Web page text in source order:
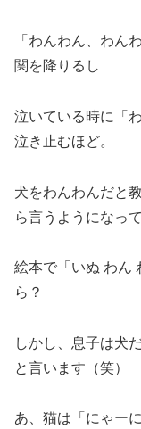
「わんわん、わん
関を降りるし
泣いている時に「
泣き止むほど。
犬をわんわんだと
ら言うようになっ
絵本で「いぬ わん
ら？
しかし、息子は犬
と言います（笑）
あ、猫は「にゃー